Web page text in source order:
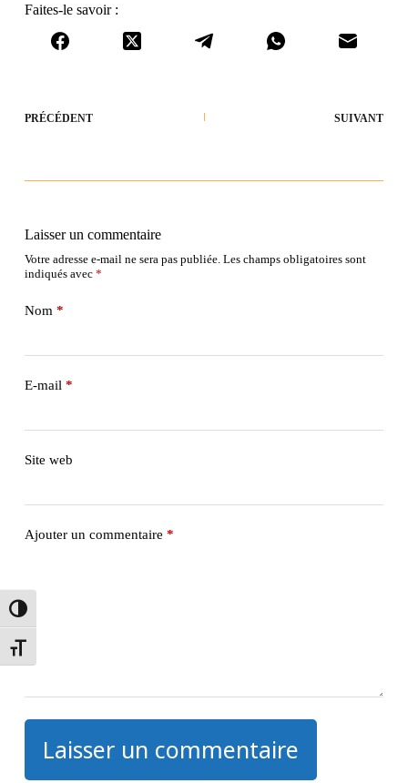
Passer en contraste élevé
Changer la taille de la police
Faites-le savoir :
PRÉCÉDENT SUIVANT
Laisser un commentaire
Votre adresse e-mail ne sera pas publiée. Les champs obligatoires sont
indiqués avec *
Nom *
E-mail *
Site web
Ajouter un commentaire *
Laisser un commentaire